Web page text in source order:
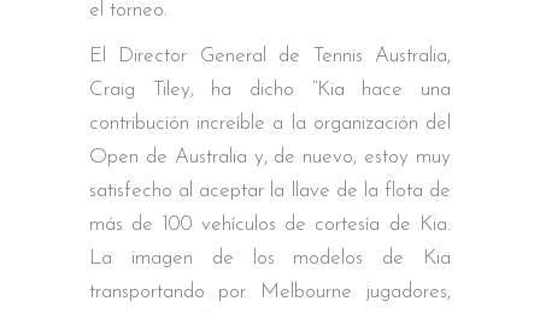
el torneo.
El Director General de Tennis Australia,
Craig Tiley, ha dicho “Kia hace una
contribución increíble a la organización del
Open de Australia y, de nuevo, estoy muy
satisfecho al aceptar la llave de la flota de
más de 100 vehículos de cortesía de Kia.
La imagen de los modelos de Kia
transportando por Melbourne jugadores,